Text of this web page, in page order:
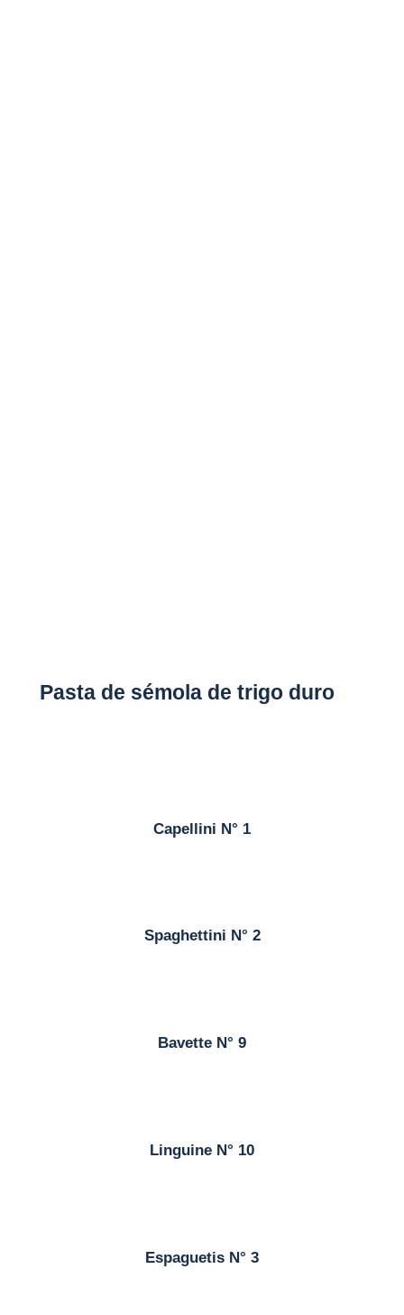
Pasta de sémola de trigo duro
Capellini N° 1
Spaghettini N° 2
Bavette N° 9
Linguine N° 10
Espaguetis N° 3